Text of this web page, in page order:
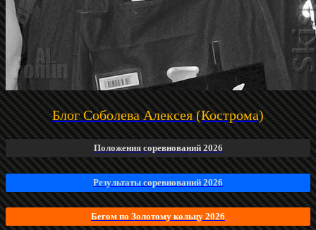
Блог Соболева Алексея (Кострома)
Положения соревнований 2026
Результаты соревнований 2026
Бегом по Золотому кольцу 2026